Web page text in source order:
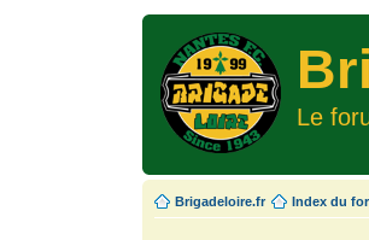
Le
Brigadeloire.fr Index du